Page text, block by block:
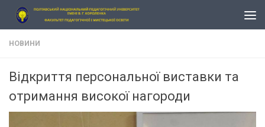
Skip to content
НОВИНИ
Відкриття персональної виставки та
отримання високої нагороди